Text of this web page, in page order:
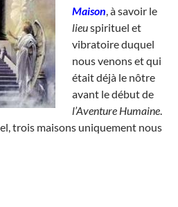
Maison , à savoir le
lieuspirituel et
vibratoire duquel
nous venons et qui
était déjà le nôtre
avant le début de
l’Aventure Humaine
trois maisons uniquement nous